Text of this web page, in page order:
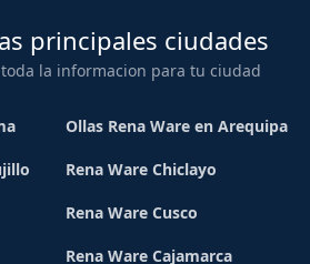
principales ciudades
la informacion para tu ciudad
Ollas Rena Ware en Arequipa
Rena Ware Chiclayo
Rena Ware Cusco
Rena Ware Cajamarca